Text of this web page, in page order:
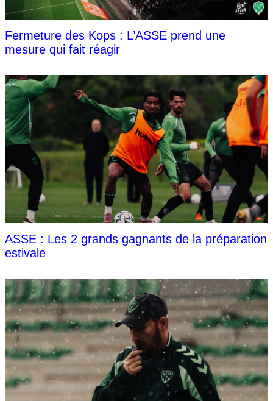
Fermeture des Kops : L’ASSE prend une
mesure qui fait réagir
ASSE : Les 2 grands gagnants de la préparation
estivale